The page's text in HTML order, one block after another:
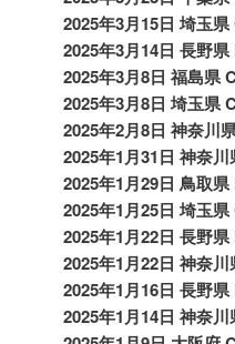
2025年3月15日 埼玉
2025年3月14日 長野
2025年3月8日 福島県
2025年3月8日 埼玉県
2025年2月8日 神奈川
2025年1月31日 神奈
2025年1月29日 鳥取
2025年1月25日 埼玉
2025年1月22日 長野
2025年1月22日 神奈
2025年1月16日 長野
2025年1月14日 神奈